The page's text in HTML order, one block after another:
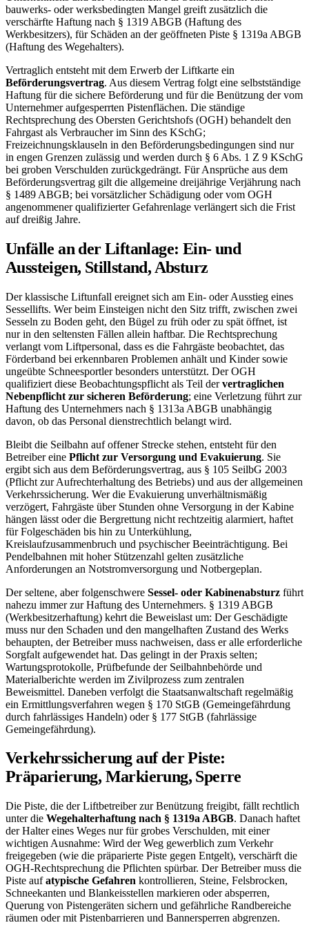
bauwerks- oder werksbedingten Mangel greift zusätzlich die
verschärfte Haftung nach § 1319 ABGB (Haftung des
Werkbesitzers), für Schäden an der geöffneten Piste § 1319a ABGB
(Haftung des Wegehalters).
Vertraglich entsteht mit dem Erwerb der Liftkarte ein
Beförderungsvertrag. Aus diesem Vertrag folgt eine selbstständige
Haftung für die sichere Beförderung und für die Benützung der vom
Unternehmer aufgesperrten Pistenflächen. Die ständige
Rechtsprechung des Obersten Gerichtshofs (OGH) behandelt den
Fahrgast als Verbraucher im Sinn des KSchG;
Freizeichnungsklauseln in den Beförderungsbedingungen sind nur
in engen Grenzen zulässig und werden durch § 6 Abs. 1 Z 9 KSchG
bei groben Verschulden zurückgedrängt. Für Ansprüche aus dem
Beförderungsvertrag gilt die allgemeine dreijährige Verjährung nach
§ 1489 ABGB; bei vorsätzlicher Schädigung oder vom OGH
angenommener qualifizierter Gefahrenlage verlängert sich die Frist
auf dreißig Jahre.
Unfälle an der Liftanlage: Ein- und
Aussteigen, Stillstand, Absturz
Der klassische Liftunfall ereignet sich am Ein- oder Ausstieg eines
Sessellifts. Wer beim Einsteigen nicht den Sitz trifft, zwischen zwei
Sesseln zu Boden geht, den Bügel zu früh oder zu spät öffnet, ist
nur in den seltensten Fällen allein haftbar. Die Rechtsprechung
verlangt vom Liftpersonal, dass es die Fahrgäste beobachtet, das
Förderband bei erkennbaren Problemen anhält und Kinder sowie
ungeübte Schneesportler besonders unterstützt. Der OGH
qualifiziert diese Beobachtungspflicht als Teil dervertraglichen
Nebenpflicht zur sicheren Beförderung; eine Verletzung führt zur
Haftung des Unternehmers nach § 1313a ABGB unabhängig
davon, ob das Personal dienstrechtlich belangt wird.
Bleibt die Seilbahn auf offener Strecke stehen, entsteht für den
Betreiber eine Pflicht zur Versorgung und Evakuierung. Sie
ergibt sich aus dem Beförderungsvertrag, aus § 105 SeilbG 2003
(Pflicht zur Aufrechterhaltung des Betriebs) und aus der allgemeinen
Verkehrssicherung. Wer die Evakuierung unverhältnismäßig
verzögert, Fahrgäste über Stunden ohne Versorgung in der Kabine
hängen lässt oder die Bergrettung nicht rechtzeitig alarmiert, haftet
für Folgeschäden bis hin zu Unterkühlung,
Kreislaufzusammenbruch und psychischer Beeinträchtigung. Bei
Pendelbahnen mit hoher Stützenzahl gelten zusätzliche
Anforderungen an Notstromversorgung und Notbergeplan.
Der seltene, aber folgenschwere Sessel- oder Kabinenabsturz führt
nahezu immer zur Haftung des Unternehmers. § 1319 ABGB
(Werkbesitzerhaftung) kehrt die Beweislast um: Der Geschädigte
muss nur den Schaden und den mangelhaften Zustand des Werks
behaupten, der Betreiber muss nachweisen, dass er alle erforderliche
Sorgfalt aufgewendet hat. Das gelingt in der Praxis selten;
Wartungsprotokolle, Prüfbefunde der Seilbahnbehörde und
Materialberichte werden im Zivilprozess zum zentralen
Beweismittel. Daneben verfolgt die Staatsanwaltschaft regelmäßig
ein Ermittlungsverfahren wegen § 170 StGB (Gemeingefährdung
durch fahrlässiges Handeln) oder § 177 StGB (fahrlässige
Gemeingefährdung).
Verkehrssicherung auf der Piste:
Präparierung, Markierung, Sperre
Die Piste, die der Liftbetreiber zur Benützung freigibt, fällt rechtlich
unter die Wegehalterhaftung nach § 1319a ABGB. Danach haftet
der Halter eines Weges nur für grobes Verschulden, mit einer
wichtigen Ausnahme: Wird der Weg gewerblich zum Verkehr
freigegeben (wie die präparierte Piste gegen Entgelt), verschärft die
OGH-Rechtsprechung die Pflichten spürbar. Der Betreiber muss die
Piste aufatypische Gefahren kontrollieren, Steine, Felsbrocken,
Schneekanten und Blankeisstellen markieren oder absperren,
Querung von Pistengeräten sichern und gefährliche Randbereiche
räumen oder mit Pistenbarrieren und Bannersperren abgrenzen.